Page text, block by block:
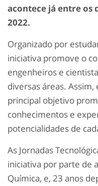
acontece já entre os
2022.
Organizado por
iniciativa promove o
engenheiros e
diversas áreas.
principal objetivo
conhecimentos e
potencialidades de
As Jornadas
iniciativa por parte de
Química, e, 23 anos